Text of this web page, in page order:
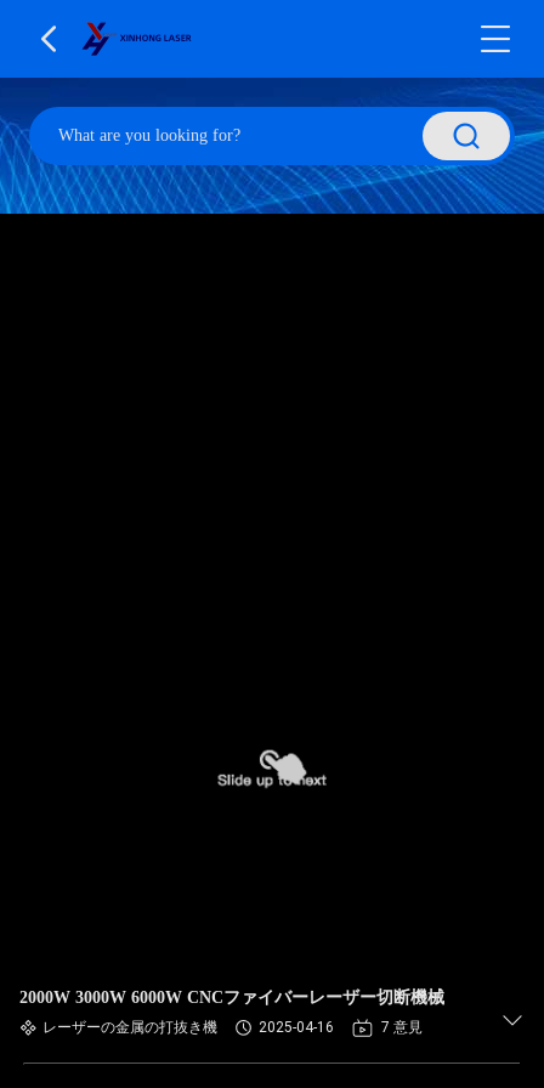
2000W 3000W 6000W CNCファイバーレーザー切断機械
レーザーの金属の打抜き機 2025-04-16 7 意見